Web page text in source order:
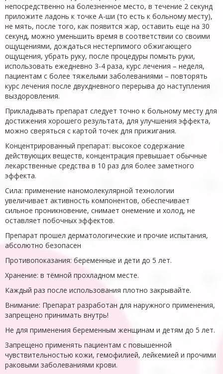
непосредственно на болезненное место, в течение 2 секунд
приложите ладонь к точке А-ши (то есть к больному месту),
не мять, после того, как появится жар, оставить еще на 30
секунд, можно уменьшить время в соответствии со своими
ощущениями, дождаться нестерпимого обжигающего
ощущения, убрать руку, после процедуры помыть руки,
использовать ежедневно 3-4 раза, курс лечения – неделя,
пациентам с более тяжелыми заболеваниями – повторять
курс лечения после двухдневного перерыва до наступления
выздоровления.
Прикладывать препарат следует точно к больному месту для
достижения хорошего результата, для улучшения эффекта,
можно сверяться с картой точек для прижигания.
Концентрированный препарат: высокое содержание
действующих веществ, концентрация превышает обычные
лекарственные средства в 10 раз для более заметного
эффекта.
Сила: применение наномолекулярной технологии
увеличивает активность компонентов, обеспечивает
сильное проникновение, снимает онемение и холод, не
оставляет побочных эффектов.
Препарат прошел дерматологические и прочие испытания,
абсолютно безопасен
Противопоказания: беременные и дети до 5 лет.
Хранение: в тёмной прохладном месте.
Каждый раз после использования плотно закрывайте.
Внимание: Препарат разработан для наружного применения,
запрещено принимать внутрь!
Не для применения беременным женщинам и детям до 5 лет.
Запрещено применять пациентам с повышенной
чувствительностью кожи, гемофилией, лейкемией и прочими
раковыми заболеваниями крови.